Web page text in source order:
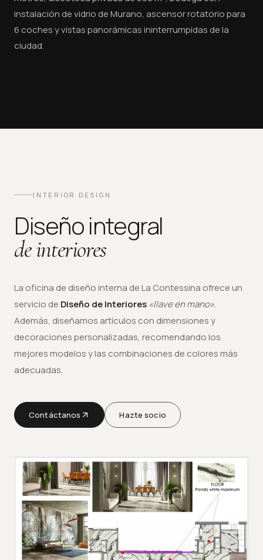
instalación de vidrio de Murano, ascensor rotatorio para
6 coches y vistas panorámicas ininterrumpidas de la
ciudad.
INTERIOR DESIGN
Diseño integral
de interiores
La oficina de diseño interna de La Contessina ofrece un
servicio de Diseño de Interiores «llave en mano».
Además, diseñamos artículos con dimensiones y
decoraciones personalizadas, recomendando los
mejores modelos y las combinaciones de colores más
adecuadas.
Contáctanos Hazte socio